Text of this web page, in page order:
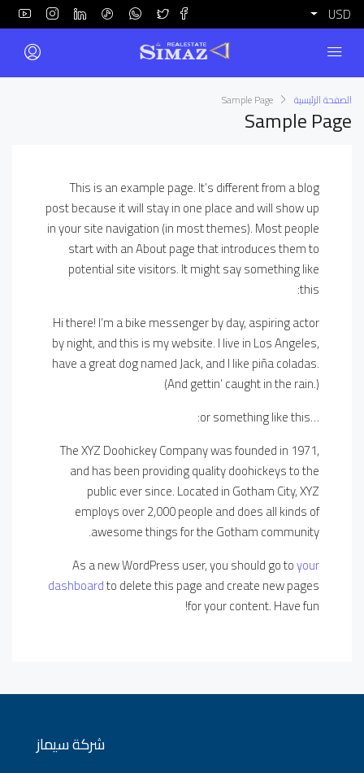
USD
الصفحة الرئيسية Sample Page
Sample Page
This is an example page. It’s different from a blog
post because it will stay in one place and will show up
in your site navigation (in most themes). Most people
start with an About page that introduces them to
potential site visitors. It might say something like
this:
Hi there! I’m a bike messenger by day, aspiring actor
by night, and this is my website. I live in Los Angeles,
have a great dog named Jack, and I like piña coladas.
(And gettin’ caught in the rain.)
…or something like this:
The XYZ Doohickey Company was founded in 1971,
and has been providing quality doohickeys to the
public ever since. Located in Gotham City, XYZ
employs over 2,000 people and does all kinds of
awesome things for the Gotham community.
As a new WordPress user, you should go toyour
dashboardto delete this page and create new pages
for your content. Have fun!
شركة سيماز